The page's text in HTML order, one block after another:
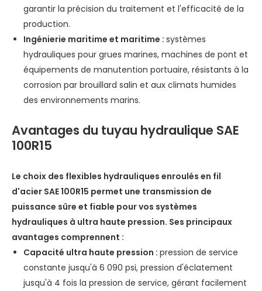
garantir la précision du traitement et l'efficacité de la
production.
Ingénierie maritime et maritime : systèmes
hydrauliques pour grues marines, machines de pont et
équipements de manutention portuaire, résistants à la
corrosion par brouillard salin et aux climats humides
des environnements marins.
Avantages du tuyau hydraulique SAE
100R15
Le choix des flexibles hydrauliques enroulés en fil
d'acier SAE 100R15 permet une transmission de
puissance sûre et fiable pour vos systèmes
hydrauliques à ultra haute pression. Ses principaux
avantages comprennent :
Capacité ultra haute pression : pression de service
constante jusqu'à 6 090 psi, pression d'éclatement
jusqu'à 4 fois la pression de service, gérant facilement